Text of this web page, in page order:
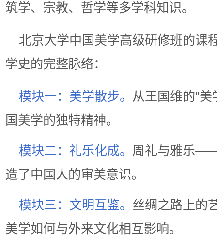
筑学、宗教、哲学等多学科知识。
北京大学中国美学高级研修班的课
学史的完整脉络：
模块一：美学散步。 从王国维的"
国美学的独特精神。
模块二：礼乐化成。 周礼与雅乐
造了中国人的审美意识。
模块三：文明互鉴。 丝绸之路上的
美学如何与外来文化相互影响。